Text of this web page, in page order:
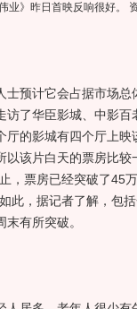
伟业》昨日首映反响很好。
计它会占据市场总
了华臣影城、中影
的影城有四个厅上
以该片白天的票房比
，票房已经突破了45
此，据记者了解，包
有所突破。